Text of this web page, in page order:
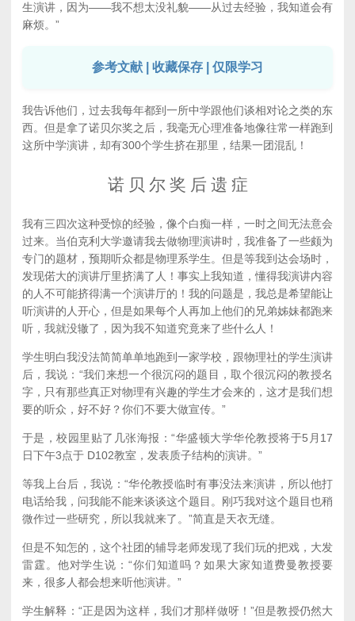
生演讲，因为——我不想太没礼貌——从过去经验，我知道会有
麻烦。”
参考文献 | 收藏保存 | 仅限学习
我告诉他们，过去我每年都到一所中学跟他们谈相对论之类的东
西。但是拿了诺贝尔奖之后，我毫无心理准备地像往常一样跑到
这所中学演讲，却有300个学生挤在那里，结果一团混乱！
诺 贝 尔 奖 后 遗 症
我有三四次这种受惊的经验，像个白痴一样，一时之间无法意会
过来。当伯克利大学邀请我去做物理演讲时，我准备了一些颇为
专门的题材，预期听众都是物理系学生。但是等我到达会场时，
发现偌大的演讲厅里挤满了人！事实上我知道，懂得我演讲内容
的人不可能挤得满一个演讲厅的！我的问题是，我总是希望能让
听演讲的人开心，但是如果每个人再加上他们的兄弟姊妹都跑来
听，我就没辙了，因为我不知道究竟来了些什么人！
学生明白我没法简简单单地跑到一家学校，跟物理社的学生演讲
后，我说：“我们来想一个很沉闷的题目，取个很沉闷的教授名
字，只有那些真正对物理有兴趣的学生才会来的，这才是我们想
要的听众，好不好？你们不要大做宣传。”
于是，校园里贴了几张海报：“华盛顿大学华伦教授将于5月17
日下午3点于 D102教室，发表质子结构的演讲。”
等我上台后，我说：“华伦教授临时有事没法来演讲，所以他打
电话给我，问我能不能来谈谈这个题目。刚巧我对这个题目也稍
微作过一些研究，所以我就来了。”简直是天衣无缝。
但是不知怎的，这个社团的辅导老师发现了我们玩的把戏，大发
雷霆。他对学生说：“你们知道吗？如果大家知道费曼教授要
来，很多人都会想来听他演讲。”
学生解释：“正是因为这样，我们才那样做呀！”但是教授仍然大